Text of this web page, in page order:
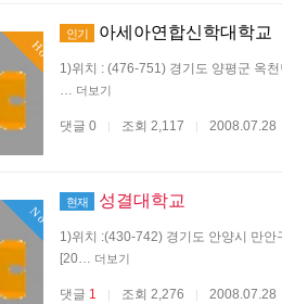
Hot
인기 아세아연합신학대학교
1)위치 : (476-751) 경기도 양평군 옥
… 더보기
댓글 0 | 조회 2,117 | 2008.07.28
Now
현재 성결대학교
1)위치 :(430-742) 경기도 안양시 만
[20… 더보기
댓글 1 | 조회 2,276 | 2008.07.28